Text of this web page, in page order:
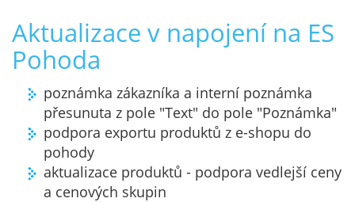
Aktualizace v napojení na ES
Pohoda
poznámka zákazníka a interní poznámka
přesunuta z pole "Text" do pole "Poznámka"
podpora exportu produktů z e-shopu do
pohody
aktualizace produktů - podpora vedlejší ceny
a cenových skupin